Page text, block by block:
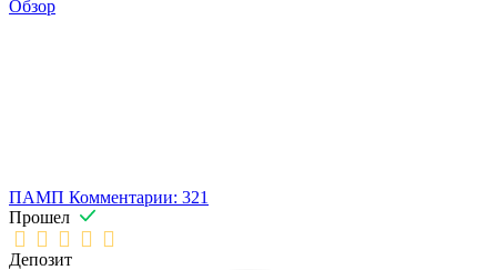
Обзор
ПАМП Комментарии: 321
Прошел
Депозит